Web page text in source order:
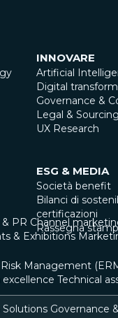
INNOVARE
Artificial
Digital
Governance &
Legal & Sourcing
UX Research
ESG & MEDIA
Società benefit
Bilanci di
certificazioni
Rassegna
PR Channel
& Exhibitions
Management
Technical
Governance